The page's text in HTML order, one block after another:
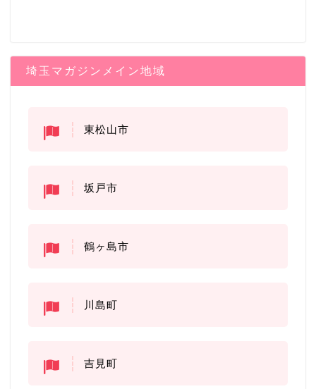
埼玉マガジンメイン地域
東松山市
坂戸市
鶴ヶ島市
川島町
吉見町